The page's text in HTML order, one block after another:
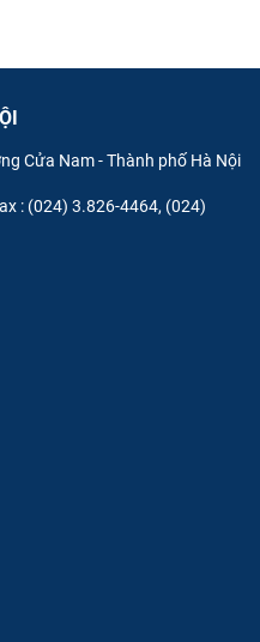
Cửa Nam - Thành phố Hà Nội
: (024) 3.826-4464, (024)